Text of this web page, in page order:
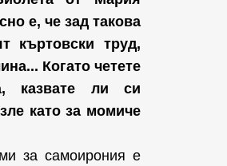
е, че зад такова
къртовски труд,
Когато четете
казвате ли си
като за момиче
за самоирония е